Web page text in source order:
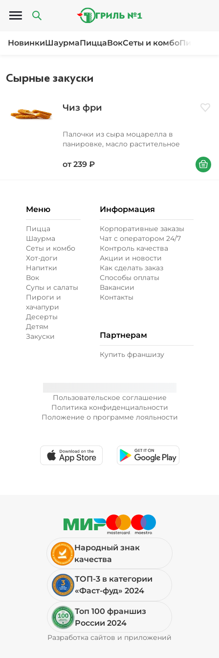
Открыть меню
НовинкиШаурмаПиццаВокСеты и комбоПироги
Сырные закуски
Чиз фри
Палочки из сыра моцарелла в
панировке, масло растительное
от 239 ₽ В
Пользовательское соглашение
Политика конфиденциальности
Положение о программе лояльности
Меню
Пицца
Шаурма
Сеты и комбо
Хот-доги
Напитки
Вок
Супы и салаты
Пироги и
хачапури
Десерты
Детям
Закуски
Информация
Корпоративные заказы
Чат с оператором 24/7
Контроль качества
Акции и новости
Как сделать заказ
Способы оплаты
Вакансии
Контакты
Партнерам
Купить франшизу
Народный знак
качества
ТОП-3 в категории
«Фаст-фуд» 2024
Топ 100 франшиз
России 2024
Разработка сайтов и приложений
Pyrobyte